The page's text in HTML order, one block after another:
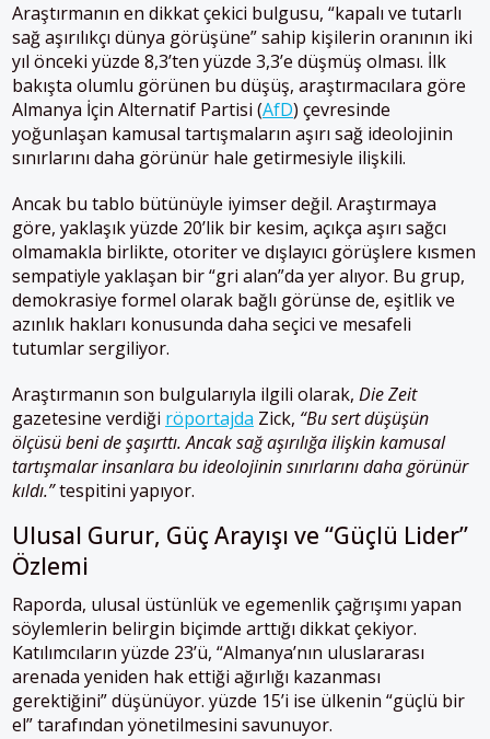
Araştırmanın en dikkat çekici bulgusu, “kapalı ve tutarlı
sağ aşırılıkçı dünya görüşüne” sahip kişilerin oranının iki
yıl önceki yüzde 8,3’ten yüzde 3,3’e düşmüş olması. İlk
bakışta olumlu görünen bu düşüş, araştırmacılara göre
Almanya İçin Alternatif Partisi (AfD) çevresinde
yoğunlaşan kamusal tartışmaların aşırı sağ ideolojinin
sınırlarını daha görünür hale getirmesiyle ilişkili.
Ancak bu tablo bütünüyle iyimser değil. Araştırmaya
göre, yaklaşık yüzde 20’lik bir kesim, açıkça aşırı sağcı
olmamakla birlikte, otoriter ve dışlayıcı görüşlere kısmen
sempatiyle yaklaşan bir “gri alan”da yer alıyor. Bu grup,
demokrasiye formel olarak bağlı görünse de, eşitlik ve
azınlık hakları konusunda daha seçici ve mesafeli
tutumlar sergiliyor.
Araştırmanın son bulgularıyla ilgili olarak, Die Zeit
gazetesine verdiği röportajda Zick, “Bu sert düşüşün
ölçüsü beni de şaşırttı. Ancak sağ aşırılığa ilişkin kamusal
tartışmalar insanlara bu ideolojinin sınırlarını daha görünür
kıldı.”tespitini yapıyor.
Ulusal Gurur, Güç Arayışı ve “Güçlü Lider”
Özlemi
Raporda, ulusal üstünlük ve egemenlik çağrışımı yapan
söylemlerin belirgin biçimde arttığı dikkat çekiyor.
Katılımcıların yüzde 23’ü, “Almanya’nın uluslararası
arenada yeniden hak ettiği ağırlığı kazanması
gerektiğini” düşünüyor. yüzde 15’i ise ülkenin “güçlü bir
el” tarafından yönetilmesini savunuyor.